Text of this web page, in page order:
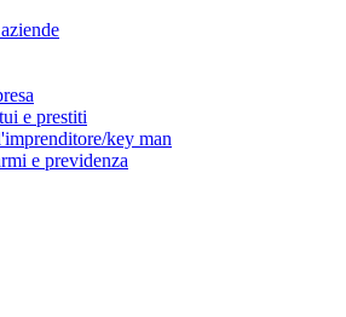
e prestiti
key man
e previdenza